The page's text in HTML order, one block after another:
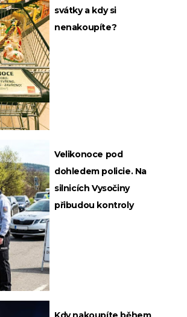
svátky a kdy si
nenakoupíte?
Velikonoce pod
dohledem policie. Na
silnicích Vysočiny
přibudou kontroly